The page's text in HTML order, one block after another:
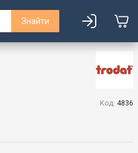
Знайти
Код: 4836